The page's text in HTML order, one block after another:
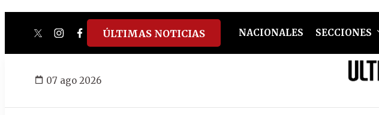
twitterinstagram
facebook
tiktokyoutube
spotify
ÚLTIMAS NOTICIAS NACIONALES SECCIONES
07 ago 2026